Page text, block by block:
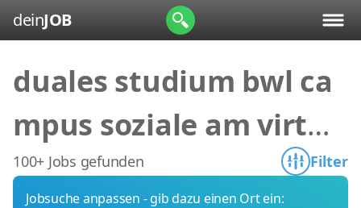
deinJOB
duales studium bwl ca
mpus soziale am virtue
ll
100+ Jobs gefunden Filter
Jobsuche anpassen - gib dazu einen Ort ein: